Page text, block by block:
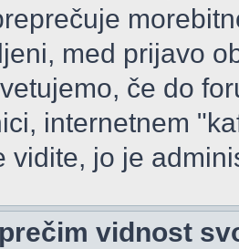
med prijavo
če do
internetnem
vidite, jo je
vidnost